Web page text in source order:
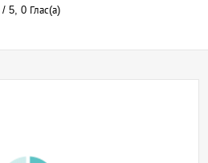
/5,0 Глас(а)